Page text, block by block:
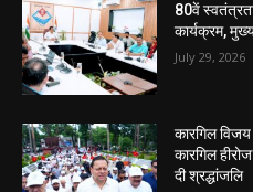
80वें
कार्यक्रम,
July 29, 2026
कारगिल
कारगिल
दी श्रद्धांजलि